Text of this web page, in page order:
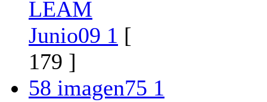
LEAM
Junio09 1 [
179 ]
58 imagen75 1